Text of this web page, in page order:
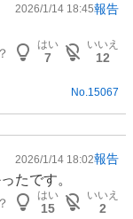
2026/1/14 18:45報告
はい
7
いいえ
12
No. 15067
2026/1/14 18:02報告
たです。
はい
15
いいえ
2